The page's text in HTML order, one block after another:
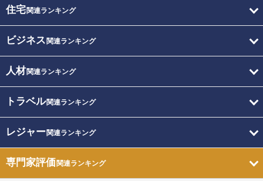
住宅関連ランキング
ビジネス 関連ランキング
人材関連ランキング
トラベル関連ランキング
レジャー関連ランキング
専門家評価関連ランキング